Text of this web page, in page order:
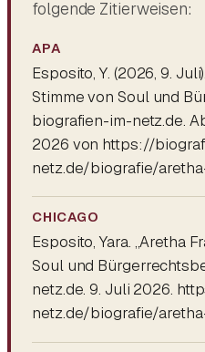
folgende Zitierweisen:
APA
Esposito, Y. (2026, 9.
Stimme von Soul und
biografien-im-netz.de.
2026 von https://
netz.de/biografie/
CHICAGO
Esposito, Yara. „Aretha
Soul und
netz.de. 9. Juli 2026.
netz.de/biografie/